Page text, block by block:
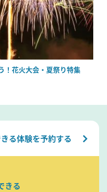
！花火大会・夏祭り特集
る体験を予約する
きる